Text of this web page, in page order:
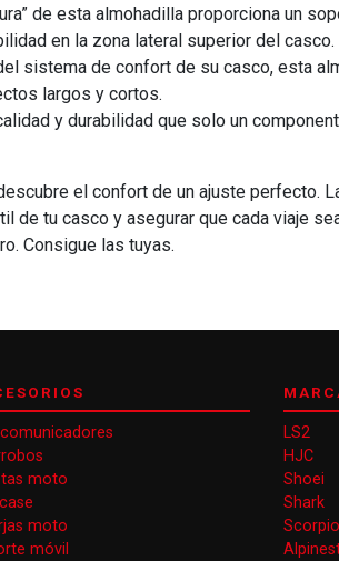
de esta almohadilla proporciona un
en la zona lateral superior del casco.
sistema de confort de su casco, esta
largos y cortos.
y durabilidad que solo un
el confort de un ajuste perfecto.
de tu casco y asegurar que cada viaje
Consigue las tuyas.
moto
moto
móvil
LS2
HJC
Shoei
Shark